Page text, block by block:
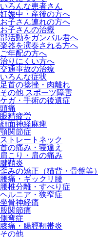
いろんな患者さん
妊娠中・産後の方へ
お子さん連れの方へ
お子さんの治療
部活動をガンバル君へ
楽器を演奏される方へ
ご年配の方へ
治りにくい方へ
交通事故の治療
いろんな症状
足首の捻挫・肉離れ
その他 スポーツ障害
ケガ・手術の後遺症
頭痛
眼精疲労
顔面神経麻痺
顎関節症
ストレートネック
首の痛み・寝違え
肩こり・肩の痛み
腱鞘炎
歪みの矯正（猫背・骨盤等）
腰痛・ギックリ腰
腰椎分離・すべり症
ヘルニア・狭窄症
坐骨神経痛
股関節痛
側弯症
膝痛・腸脛靭帯炎
その他